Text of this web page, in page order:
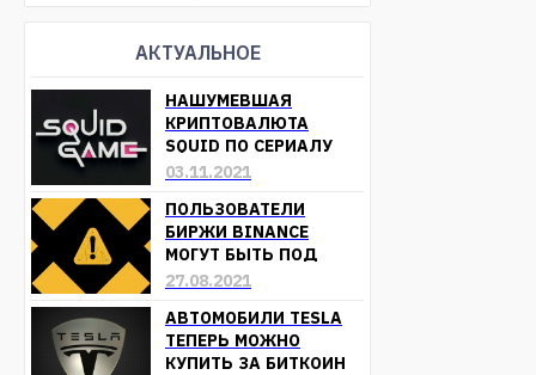
АКТУАЛЬНОЕ
НАШУМЕВШАЯ
КРИПТОВАЛЮТА
SQUID ПО СЕРИАЛУ
«ИГРА В КАЛЬМАРА»
03.11.2021
ПОЛЬЗОВАТЕЛИ
БИРЖИ BINANCE
МОГУТ БЫТЬ ПОД
УГРОЗОЙ ПОТЕРИ
27.08.2021
АВТОМОБИЛИ TESLA
ТЕПЕРЬ МОЖНО
КУПИТЬ ЗА БИТКОИН